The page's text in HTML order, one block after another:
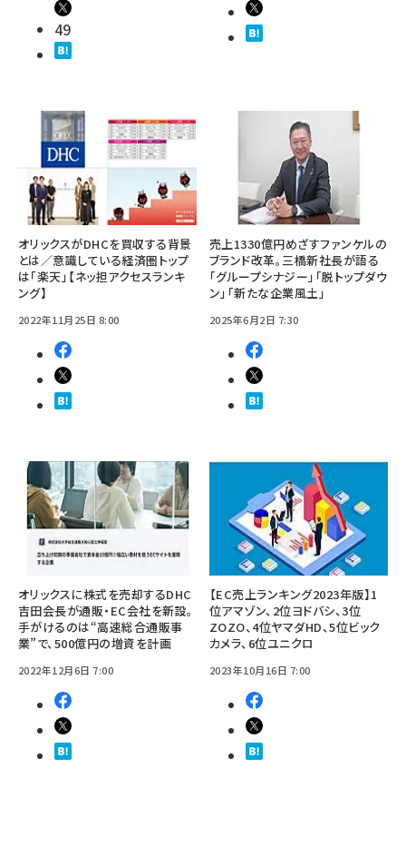
49
オリックスがDHCを買収する背景
とは／意識している経済圏トップ
は「楽天」【ネッ担アクセスランキ
ング】
2022年11月25日 8:00
売上1330億円めざすファンケルの
ブランド改革。三橋新社長が語る
「グループシナジー」「脱トップダウ
ン」「新たな企業風土」
2025年6月2日 7:30
オリックスに株式を売却するDHC
吉田会長が通販・EC会社を新設。
手がけるのは“高速総合通販事
業”で、500億円の増資を計画
2022年12月6日 7:00
【EC売上ランキング2023年版】1
位アマゾン、2位ヨドバシ、3位
ZOZO、4位ヤマダHD、5位ビック
カメラ、6位ユニクロ
2023年10月16日 7:00